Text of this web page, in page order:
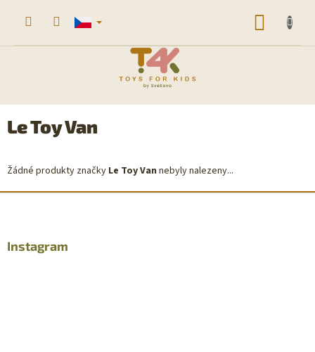
Le Toy Van
Žádné produkty značky Le Toy Van nebyly nalezeny...
Instagram